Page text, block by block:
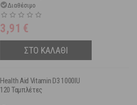
Διαθέσιμο
3,91 €
ΣΤΟ ΚΑΛΑΘΙ
Health Aid Vitamin D3 1000IU
120 Ταμπλέτες